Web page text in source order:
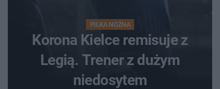
PIŁKA NOŻNA
Korona Kielce remisuje z
Legią. Trener z dużym
niedosytem